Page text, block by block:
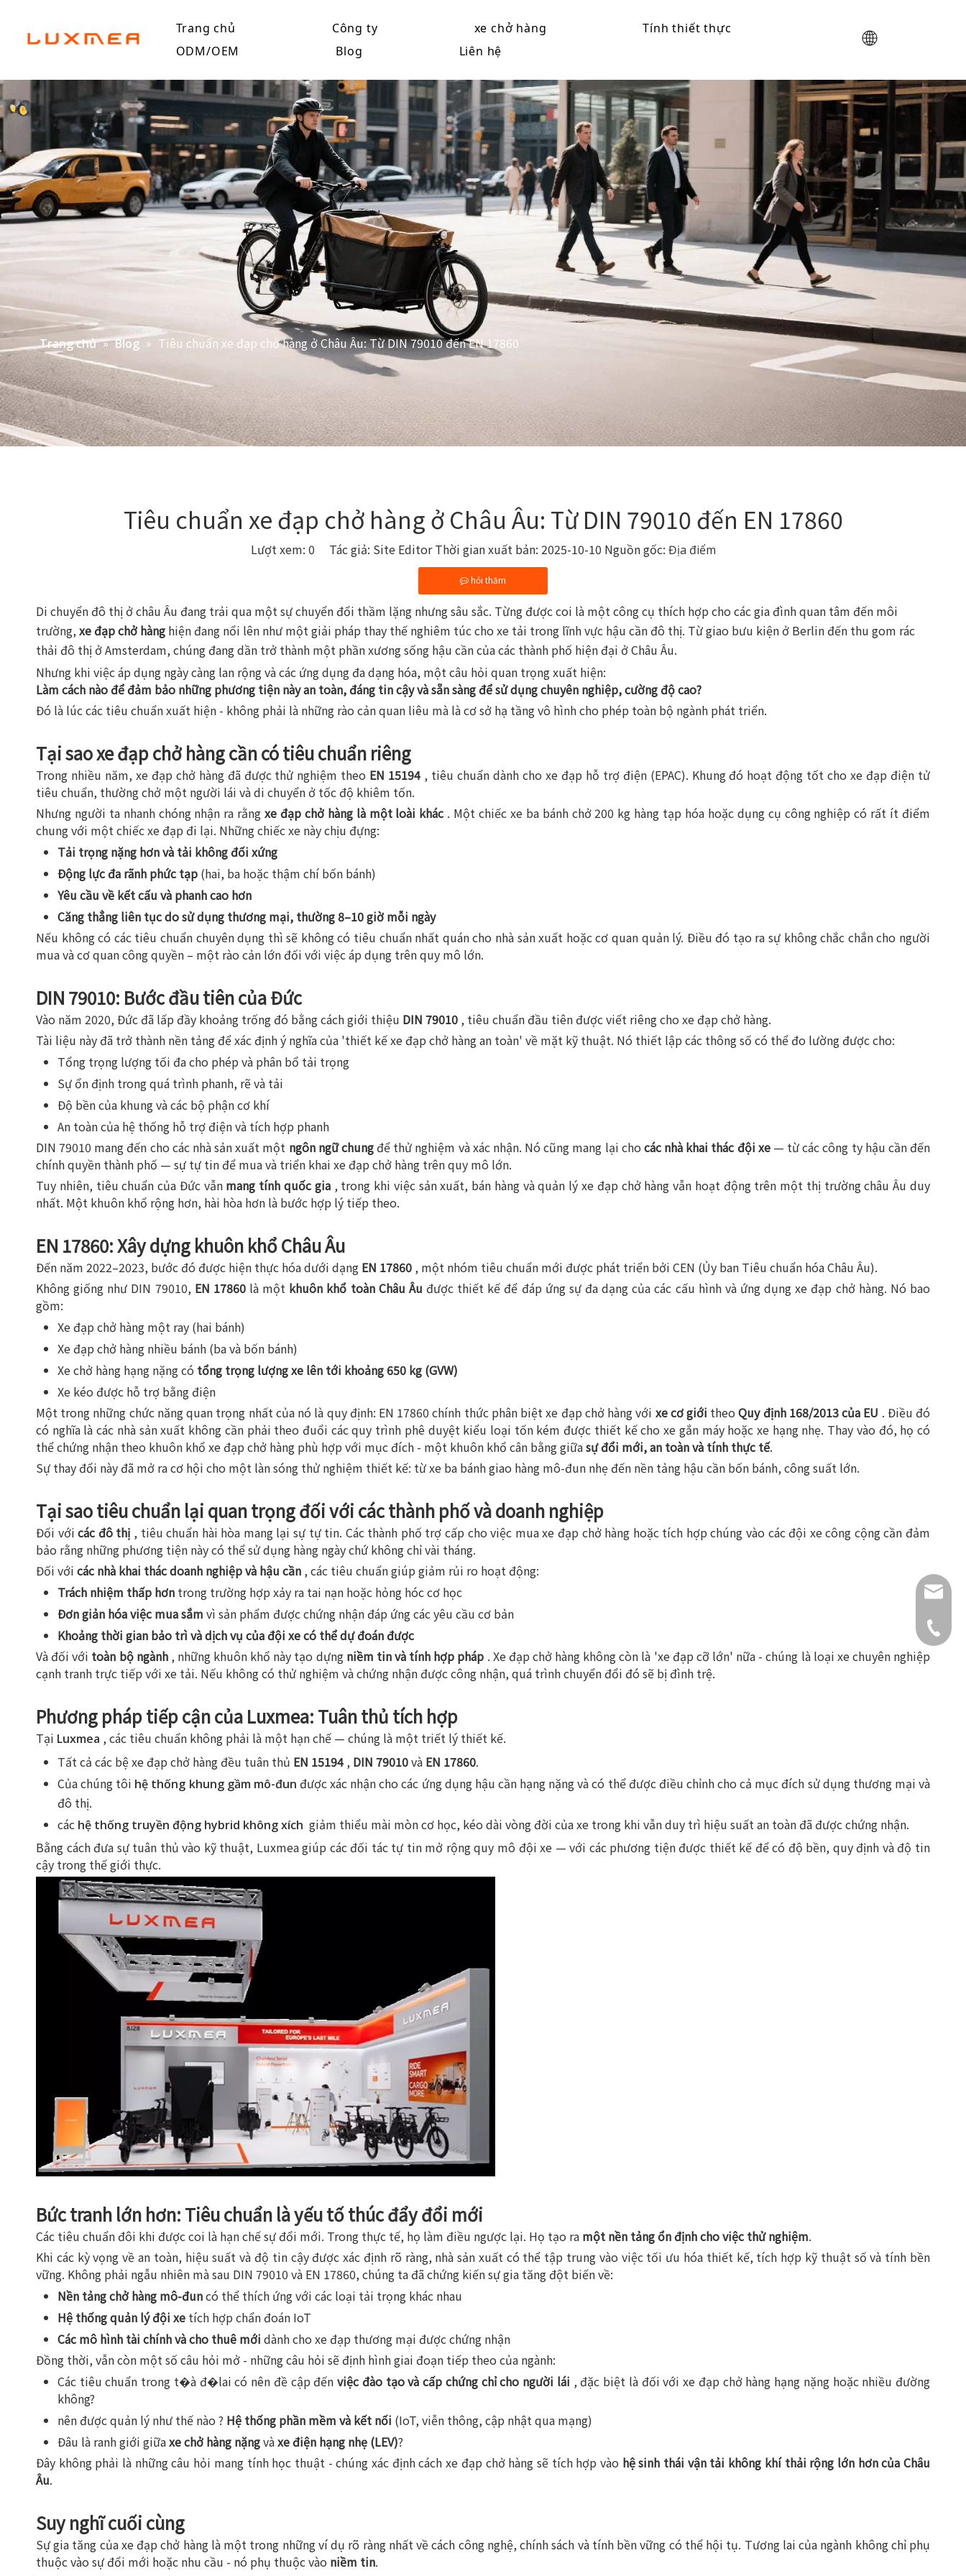
Trang chủ Công ty xe chở hàng
Tính thiết thực
ODM/OEM
Blog Liên hệ
Trang chủ » Blog » Tiêu chuẩn xe đạp chở hàng ở Châu Âu: Từ DIN 79010 đến EN 17860
Tiêu chuẩn xe đạp chở hàng ở Châu Âu: Từ DIN 79010 đến EN 17860
Lượt xem: 0 Tác giả: Site Editor Thời gian xuất bản: 2025-10-10 Nguồn gốc: Địa điểm
hỏi thăm
Di chuyển đô thị ở châu Âu đang trải qua một sự chuyển đổi thầm lặng nhưng sâu sắc. Từng được coi là một công cụ thích hợp cho các gia đình quan tâm đến môi
trường,xe đạp chở hàng hiện đang nổi lên như một giải pháp thay thế nghiêm túc cho xe tải trong lĩnh vực hậu cần đô thị. Từ giao bưu kiện ở Berlin đến thu gom rác
thải đô thị ở Amsterdam, chúng đang dần trở thành một phần xương sống hậu cần của các thành phố hiện đại ở Châu Âu.
Nhưng khi việc áp dụng ngày càng lan rộng và các ứng dụng đa dạng hóa, một câu hỏi quan trọng xuất hiện:
Làm cách nào để đảm bảo những phương tiện này an toàn, đáng tin cậy và sẵn sàng để sử dụng chuyên nghiệp, cường độ cao?
Đó là lúc các tiêu chuẩn xuất hiện - không phải là những rào cản quan liêu mà là cơ sở hạ tầng vô hình cho phép toàn bộ ngành phát triển.
Tại sao xe đạp chở hàng cần có tiêu chuẩn riêng
Trong nhiều năm, xe đạp chở hàng đã được thử nghiệm theo EN 15194 , tiêu chuẩn dành cho xe đạp hỗ trợ điện (EPAC). Khung đó hoạt động tốt cho xe đạp điện tử
tiêu chuẩn, thường chở một người lái và di chuyển ở tốc độ khiêm tốn.
Nhưng người ta nhanh chóng nhận ra rằngxe đạp chở hàng là một loài khác . Một chiếc xe ba bánh chở 200 kg hàng tạp hóa hoặc dụng cụ công nghiệp có rất ít điểm
chung với một chiếc xe đạp đi lại. Những chiếc xe này chịu đựng:
Tải trọng nặng hơn và tải không đối xứng
Động lực đa rãnh phức tạp (hai, ba hoặc thậm chí bốn bánh)
Yêu cầu về kết cấu và phanh cao hơn
Căng thẳng liên tục do sử dụng thương mại, thường 8–10 giờ mỗi ngày
Nếu không có các tiêu chuẩn chuyên dụng thì sẽ không có tiêu chuẩn nhất quán cho nhà sản xuất hoặc cơ quan quản lý. Điều đó tạo ra sự không chắc chắn cho người
mua và cơ quan công quyền – một rào cản lớn đối với việc áp dụng trên quy mô lớn.
DIN 79010: Bước đầu tiên của Đức
Vào năm 2020, Đức đã lấp đầy khoảng trống đó bằng cách giới thiệu DIN 79010 , tiêu chuẩn đầu tiên được viết riêng cho xe đạp chở hàng.
Tài liệu này đã trở thành nền tảng để xác định ý nghĩa của 'thiết kế xe đạp chở hàng an toàn' về mặt kỹ thuật. Nó thiết lập các thông số có thể đo lường được cho:
Tổng trọng lượng tối đa cho phép và phân bổ tải trọng
Sự ổn định trong quá trình phanh, rẽ và tải
Độ bền của khung và các bộ phận cơ khí
An toàn của hệ thống hỗ trợ điện và tích hợp phanh
DIN 79010 mang đến cho các nhà sản xuất một ngôn ngữ chungđể thử nghiệm và xác nhận. Nó cũng mang lại chocác nhà khai thác đội xe — từ các công ty hậu cần đến
chính quyền thành phố — sự tự tin để mua và triển khai xe đạp chở hàng trên quy mô lớn.
Tuy nhiên, tiêu chuẩn của Đức vẫn mang tính quốc gia , trong khi việc sản xuất, bán hàng và quản lý xe đạp chở hàng vẫn hoạt động trên một thị trường châu Âu duy
nhất. Một khuôn khổ rộng hơn, hài hòa hơn là bước hợp lý tiếp theo.
EN 17860: Xây dựng khuôn khổ Châu Âu
Đến năm 2022–2023, bước đó được hiện thực hóa dưới dạng EN 17860 , một nhóm tiêu chuẩn mới được phát triển bởi CEN (Ủy ban Tiêu chuẩn hóa Châu Âu).
Không giống như DIN 79010, EN 17860 là một khuôn khổ toàn Châu Âuđược thiết kế để đáp ứng sự đa dạng của các cấu hình và ứng dụng xe đạp chở hàng. Nó bao
gồm:
Xe đạp chở hàng một ray (hai bánh)
Xe đạp chở hàng nhiều bánh (ba và bốn bánh)
Xe chở hàng hạng nặng có tổng trọng lượng xe lên tới khoảng 650 kg (GVW)
Xe kéo được hỗ trợ bằng điện
Một trong những chức năng quan trọng nhất của nó là quy định: EN 17860 chính thức phân biệt xe đạp chở hàng với xe cơ giới theoQuy định 168/2013 của EU . Điều đó
có nghĩa là các nhà sản xuất không cần phải theo đuổi các quy trình phê duyệt kiểu loại tốn kém được thiết kế cho xe gắn máy hoặc xe hạng nhẹ. Thay vào đó, họ có
thể chứng nhận theo khuôn khổ xe đạp chở hàng phù hợp với mục đích - một khuôn khổ cân bằng giữasự đổi mới, an toàn và tính thực tế.
Sự thay đổi này đã mở ra cơ hội cho một làn sóng thử nghiệm thiết kế: từ xe ba bánh giao hàng mô-đun nhẹ đến nền tảng hậu cần bốn bánh, công suất lớn.
Tại sao tiêu chuẩn lại quan trọng đối với các thành phố và doanh nghiệp
Đối vớicác đô thị , tiêu chuẩn hài hòa mang lại sự tự tin. Các thành phố trợ cấp cho việc mua xe đạp chở hàng hoặc tích hợp chúng vào các đội xe công cộng cần đảm
bảo rằng những phương tiện này có thể sử dụng hàng ngày chứ không chỉ vài tháng.
Đối với các nhà khai thác doanh nghiệp và hậu cần , các tiêu chuẩn giúp giảm rủi ro hoạt động:
Trách nhiệm thấp hơn trong trường hợp xảy ra tai nạn hoặc hỏng hóc cơ học
Đơn giản hóa việc mua sắm vì sản phẩm được chứng nhận đáp ứng các yêu cầu cơ bản
Khoảng thời gian bảo trì và dịch vụ của đội xe có thể dự đoán được
Và đối với toàn bộ ngành , những khuôn khổ này tạo dựng niềm tin và tính hợp pháp . Xe đạp chở hàng không còn là 'xe đạp cỡ lớn' nữa - chúng là loại xe chuyên nghiệp
cạnh tranh trực tiếp với xe tải. Nếu không có thử nghiệm và chứng nhận được công nhận, quá trình chuyển đổi đó sẽ bị đình trệ.
Phương pháp tiếp cận của Luxmea: Tuân thủ tích hợp
Tại Luxmea , các tiêu chuẩn không phải là một hạn chế — chúng là một triết lý thiết kế.
Tất cả các bệ xe đạp chở hàng đều tuân thủ EN 15194 , DIN 79010và EN 17860.
Của chúng tôi hệ thống khung gầm mô-đun được xác nhận cho các ứng dụng hậu cần hạng nặng và có thể được điều chỉnh cho cả mục đích sử dụng thương mại và
đô thị.
các hệ thống truyền động hybrid không xích giảm thiểu mài mòn cơ học, kéo dài vòng đời của xe trong khi vẫn duy trì hiệu suất an toàn đã được chứng nhận.
Bằng cách đưa sự tuân thủ vào kỹ thuật, Luxmea giúp các đối tác tự tin mở rộng quy mô đội xe — với các phương tiện được thiết kế để có độ bền, quy định và độ tin
cậy trong thế giới thực.
Bức tranh lớn hơn: Tiêu chuẩn là yếu tố thúc đẩy đổi mới
Các tiêu chuẩn đôi khi được coi là hạn chế sự đổi mới. Trong thực tế, họ làm điều ngược lại. Họ tạo ra một nền tảng ổn định cho việc thử nghiệm.
Khi các kỳ vọng về an toàn, hiệu suất và độ tin cậy được xác định rõ ràng, nhà sản xuất có thể tập trung vào việc tối ưu hóa thiết kế, tích hợp kỹ thuật số và tính bền
vững. Không phải ngẫu nhiên mà sau DIN 79010 và EN 17860, chúng ta đã chứng kiến ​​sự gia tăng đột biến về:
Nền tảng chở hàng mô-đuncó thể thích ứng với các loại tải trọng khác nhau
Hệ thống quản lý đội xe tích hợp chẩn đoán IoT
Các mô hình tài chính và cho thuê mới dành cho xe đạp thương mại được chứng nhận
Đồng thời, vẫn còn một số câu hỏi mở - những câu hỏi sẽ định hình giai đoạn tiếp theo của ngành:
Các tiêu chuẩn trong t�à đ�lai có nên đề cập đếnviệc đào tạo và cấp chứng chỉ cho người lái , đặc biệt là đối với xe đạp chở hàng hạng nặng hoặc nhiều đường
không?
nên được quản lý như thế nào ? Hệ thống phần mềm và kết nối (IoT, viễn thông, cập nhật qua mạng)
Đâu là ranh giới giữaxe chở hàng nặngvàxe điện hạng nhẹ (LEV)?
Đây không phải là những câu hỏi mang tính học thuật - chúng xác định cách xe đạp chở hàng sẽ tích hợp vào hệ sinh thái vận tải không khí thải rộng lớn hơn của Châu
Âu.
Suy nghĩ cuối cùng
Sự gia tăng của xe đạp chở hàng là một trong những ví dụ rõ ràng nhất về cách công nghệ, chính sách và tính bền vững có thể hội tụ. Tương lai của ngành không chỉ phụ
thuộc vào sự đổi mới hoặc nhu cầu - nó phụ thuộc vào niềm tin.
+49